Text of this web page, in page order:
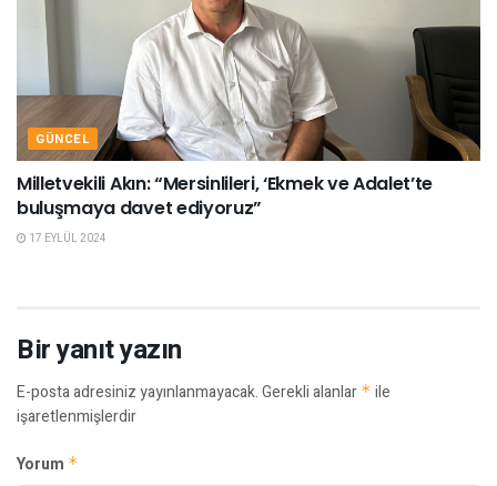
GÜNCEL
Milletvekili Akın: “Mersinlileri, ‘Ekmek ve Adalet’te
buluşmaya davet ediyoruz”
17 EYLÜL 2024
Bir yanıt yazın
E-posta adresiniz yayınlanmayacak.Gerekli alanlar * ile
işaretlenmişlerdir
Yorum *